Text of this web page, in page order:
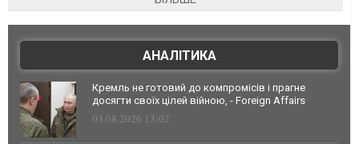
АНАЛІТИКА
Кремль не готовий до компромісів і прагне
досягти своїх цілей війною, - Foreign Affairs
03.08.2026 13:02